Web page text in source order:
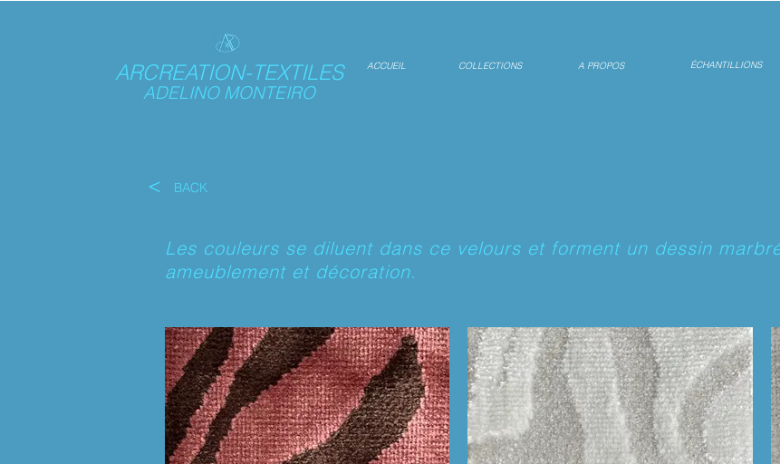
ARCREATION-TEXTILES
ADELINO MONTEIRO
ACCUEIL COLLECTIONS A PROPOS ÉCHANTILLIONS
< BACK
Les couleurs se diluent dans ce velours et forment un dessin
ameublement et décoration.